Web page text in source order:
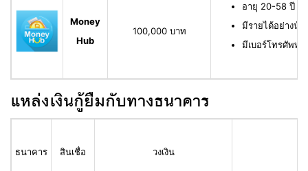
Money
Hub
100,000 บาท
อายุ 20-58 ปี มี
มีรายได้อย่างน้
มีเบอร์โทรศัพท์
แหล่งเงินกู้ยืมกับทางธนาคาร
ธนาคาร สินเชื่อ วงเงิน